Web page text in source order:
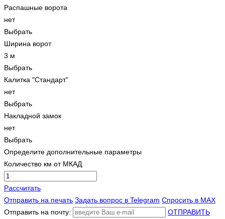
Распашные ворота
нет
Выбрать
Ширина ворот
3 м
Выбрать
Калитка "Стандарт"
нет
Выбрать
Накладной замок
нет
Выбрать
Определите дополнительные параметры
Количество км от МКАД
Рассчитать
Отправить на печать Задать вопрос в Telegram Спросить в MAX
Отправить на почту:
ОТПРАВИТЬ